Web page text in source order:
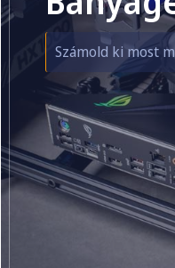
Számold ki most